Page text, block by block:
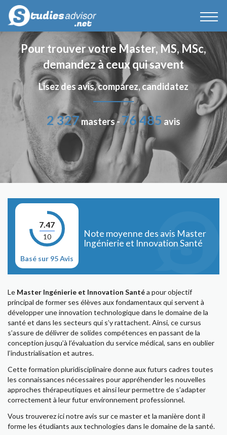
Pour trouver votre Master, MS, MSc,
demandez à ceux qui savent
Lisez des avis, comparez, candidatez
2 327masters -76 485 avis
7.47
10
Basé sur 95 Avis
Note moyenne des avis Master
Ingénierie et Innovation Santé
Le Master Ingénierie et Innovation Santéa pour objectif
principal de former ses élèves aux fondamentaux qui servent à
développer une innovation technologique dans le domaine de la
santé et dans les secteurs qui s’y rattachent. Ainsi, ce cursus
s’assure de délivrer de solides compétences en passant de la
conception jusqu’à l’évaluation du service médical, sans en oublier
l’industrialisation et autres.
Cette formation pluridisciplinaire donne aux futurs cadres toutes
les connaissances nécessaires pour appréhender les nouvelles
approches thérapeutiques et ainsi leur permettre de s’adapter
correctement à leur futur environnement professionnel.
Vous trouverez ici notre avis sur ce master et la manière dont il
forme les étudiants aux technologies dans le domaine de la santé.